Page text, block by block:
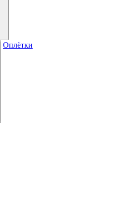
Оплётки